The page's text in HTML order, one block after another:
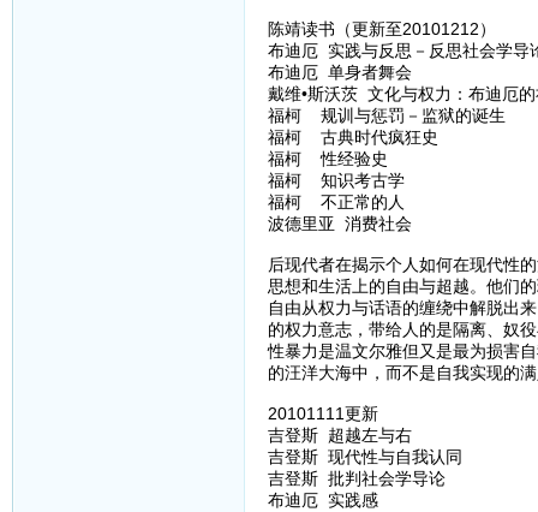
陈靖读书（更新至20101212）
布迪厄 实践与反思－反思社会学导
布迪厄 单身者舞会
戴维•斯沃茨 文化与权力：布迪厄
福柯 规训与惩罚－监狱的诞生
福柯 古典时代疯狂史
福柯 性经验史
福柯 知识考古学
福柯 不正常的人
波德里亚 消费社会
后现代者在揭示个人如何在现代性
思想和生活上的自由与超越。他们
自由从权力与话语的缠绕中解脱出
的权力意志，带给人的是隔离、奴
性暴力是温文尔雅但又是最为损害
的汪洋大海中，而不是自我实现的
20101111更新
吉登斯 超越左与右
吉登斯 现代性与自我认同
吉登斯 批判社会学导论
布迪厄 实践感